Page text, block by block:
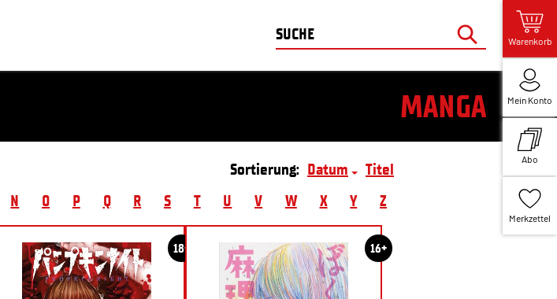
Warenkorb
Mein Konto
Abo
Merkzettel
MANGA
Sortierung: Datum
Titel
N O P Q R S T U V W X Y Z
18+ 16+